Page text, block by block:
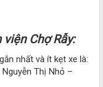
Chợ Rẫy:
nhất và ít kẹt xe là:
Thị Nhỏ –